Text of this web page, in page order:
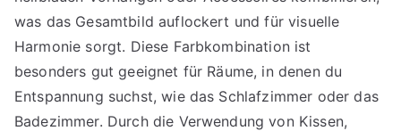
was das Gesamtbild auflockert und für visuelle
Harmonie sorgt. Diese Farbkombination ist
besonders gut geeignet für Räume, in denen du
Entspannung suchst, wie das Schlafzimmer oder das
Badezimmer. Durch die Verwendung von Kissen,